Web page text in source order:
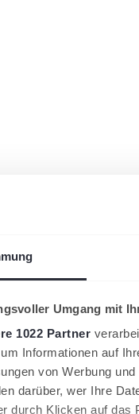
Umgang mit
1022 Partner
Informationen auf
von Werbung
darüber, wer Ihre
durch Klicken auf das